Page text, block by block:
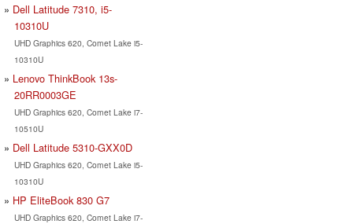
Dell Latitude 7310, i5-
10310U
UHD Graphics 620, Comet Lake i5-
10310U
Lenovo ThinkBook 13s-
20RR0003GE
UHD Graphics 620, Comet Lake i7-
10510U
Dell Latitude 5310-GXX0D
UHD Graphics 620, Comet Lake i5-
10310U
HP EliteBook 830 G7
UHD Graphics 620, Comet Lake i7-